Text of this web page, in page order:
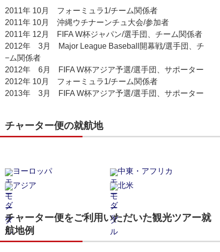
2011年 10月 フォーミュラ1/チーム関係者
2011年 10月 沖縄ウチナーンチュ大会/参加者
2011年 12月 FIFA W杯ジャパン/選手団、チーム関係者
2012年 3月 Major League Baseball開幕戦/選手団、チ
−ム関係者
2012年 6月 FIFA W杯アジア予選/選手団、サポーター
2012年 10月 フォーミュラ1/チーム関係者
2013年 3月 FIFA W杯アジア予選/選手団、サポーター
チャーター便の就航地
ヨーロッパ
中東・アフリカ
アジア
北米
チャーター便をご利用いただいた観光ツアー就
航地例